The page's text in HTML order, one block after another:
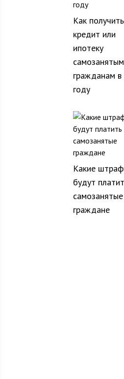
Как получить
кредит или
ипотеку
самозанятым
гражданам
году
Какие
будут
самозанятые
граждане